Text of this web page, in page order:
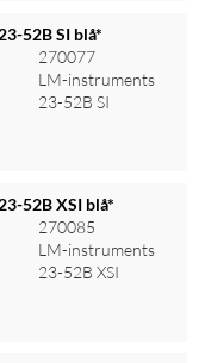
ind for at se priser
52B SI blå*
270077
LM-instruments
23-52B SI
ind for at se priser
52B XSI blå*
270085
LM-instruments
23-52B XSI